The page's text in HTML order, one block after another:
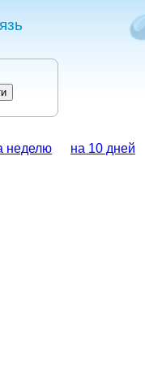
неделю на 10 дней